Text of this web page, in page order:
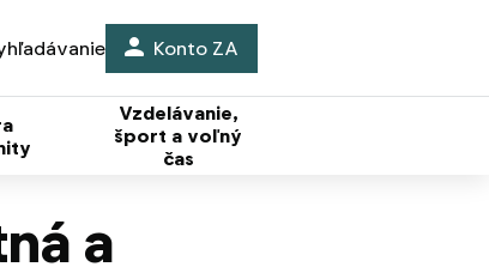
Konto ZA
Vzdelávanie,
šport a voľný
čas
a